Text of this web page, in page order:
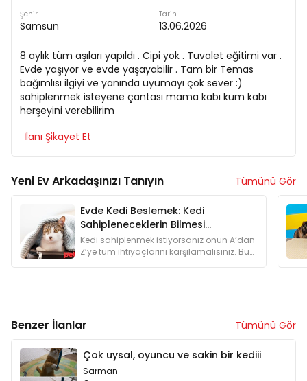
Şehir
Samsun
Tarih
13.06.2026
8 aylık tüm aşıları yapıldı . Cipi yok . Tuvalet eğitimi var .
Evde yaşıyor ve evde yaşayabilir . Tam bir Temas
bağımlısı ilgiyi ve yanında uyumayı çok sever :)
sahiplenmek isteyene çantası mama kabı kum kabı
herşeyini verebilirim
İlanı Şikayet Et
Yeni Ev Arkadaşınızı Tanıyın Tümünü Gör
Evde Kedi Beslemek: Kedi
Sahipleneceklerin Bilmesi
Gerekenler
Kedi sahiplenmek istiyorsanız onun A’dan
Z’ye tüm ihtiyaçlarını karşılamalısınız. Bu
Benzer İlanlar Tümünü Gör
Çok uysal, oyuncu ve sakin bir kediii
Sarman